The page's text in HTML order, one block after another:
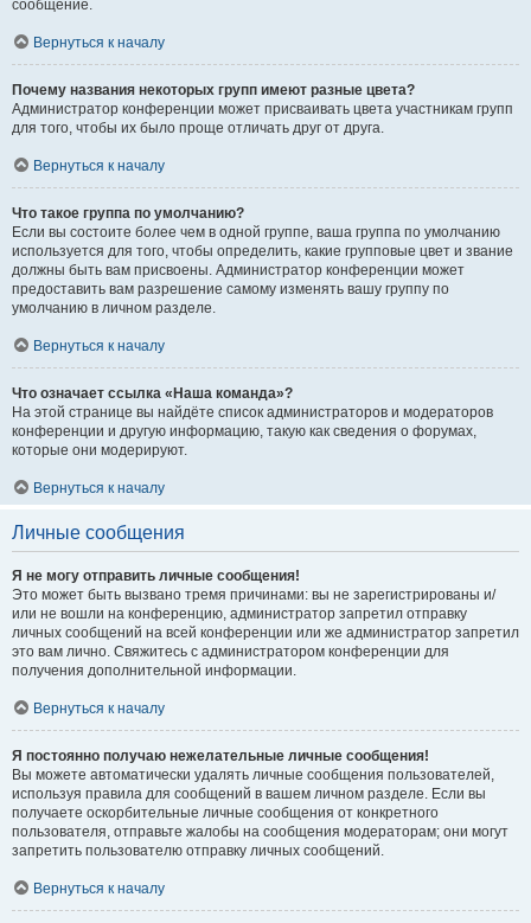
сообщение.
Вернуться к началу
Почему названия некоторых групп имеют разные цвета?
Администратор конференции может присваивать цвета участникам групп
для того, чтобы их было проще отличать друг от друга.
Вернуться к началу
Что такое группа по умолчанию?
Если вы состоите более чем в одной группе, ваша группа по умолчанию
используется для того, чтобы определить, какие групповые цвет и звание
должны быть вам присвоены. Администратор конференции может
предоставить вам разрешение самому изменять вашу группу по
умолчанию в личном разделе.
Вернуться к началу
Что означает ссылка «Наша команда»?
На этой странице вы найдёте список администраторов и модераторов
конференции и другую информацию, такую как сведения о форумах,
которые они модерируют.
Вернуться к началу
Личные сообщения
Я не могу отправить личные сообщения!
Это может быть вызвано тремя причинами: вы не зарегистрированы и/
или не вошли на конференцию, администратор запретил отправку
личных сообщений на всей конференции или же администратор запретил
это вам лично. Свяжитесь с администратором конференции для
получения дополнительной информации.
Вернуться к началу
Я постоянно получаю нежелательные личные сообщения!
Вы можете автоматически удалять личные сообщения пользователей,
используя правила для сообщений в вашем личном разделе. Если вы
получаете оскорбительные личные сообщения от конкретного
пользователя, отправьте жалобы на сообщения модераторам; они могут
запретить пользователю отправку личных сообщений.
Вернуться к началу